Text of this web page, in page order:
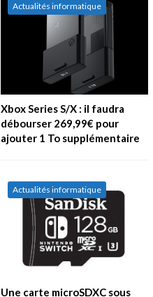
Actualités informatique
Xbox Series S/X : il faudra
débourser 269,99€ pour
ajouter 1 To supplémentaire
Actualités informatique
Une carte microSDXC sous